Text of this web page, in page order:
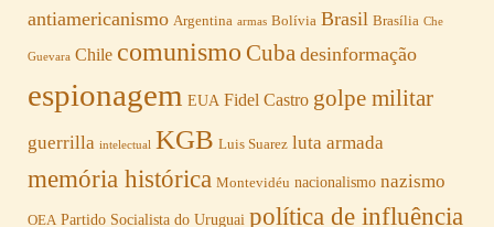
antiamericanismo Argentina armas Bolívia Brasil Brasília Che
Guevara Chile comunismo Cuba desinformação
espionagem EUA Fidel Castro golpe militar
guerrilla intelectual KGB Luis Suarez luta armada
memória histórica Montevidéu nacionalismo nazismo
OEA Partido Socialista do Uruguai política de influência